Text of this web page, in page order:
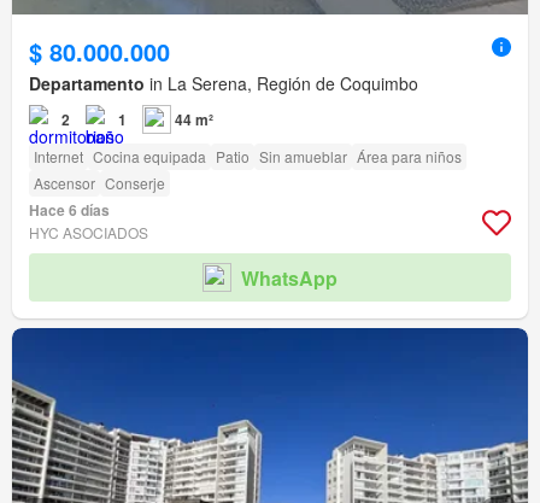
$ 80.000.000
Departamento in La Serena, Región de Coquimbo
2 1 44 m²
Internet Cocina equipada Patio Sin amueblar Área para niños
Ascensor Conserje
Hace 6 días
HYC ASOCIADOS
WhatsApp